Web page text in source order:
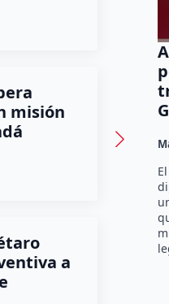
misión
a